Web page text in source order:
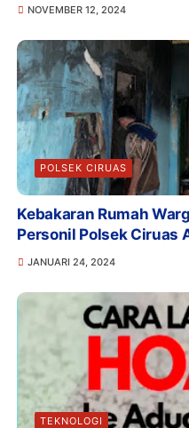
NOVEMBER 12, 2024
POLSEK CIRUAS
Kebakaran Rumah
Personil Polsek Ciruas
JANUARI 24, 2024
TEKNOLOGI